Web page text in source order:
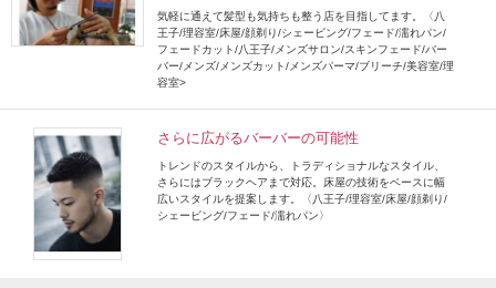
気軽に通えて髪型も気持ちも整う店を目指してます。〈八
王子/理容室/床屋/顔剃り/シェービング/フェード/濡れパン/
フェードカット/八王子/メンズサロン/スキンフェード/バー
バー/メンズ/メンズカット/メンズパーマ/ブリーチ/美容室/理
容室>
さらに広がるバーバーの可能性
トレンドのスタイルから、トラディショナルなスタイル、
さらにはブラックヘアまで対応。床屋の技術をベースに幅
広いスタイルを提案します。〈八王子/理容室/床屋/顔剃り/
シェービング/フェード/濡れパン〉